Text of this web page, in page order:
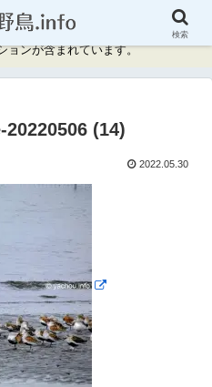
野鳥情報と記録
ョンが含まれています。
(14)
2022.05.30
検索